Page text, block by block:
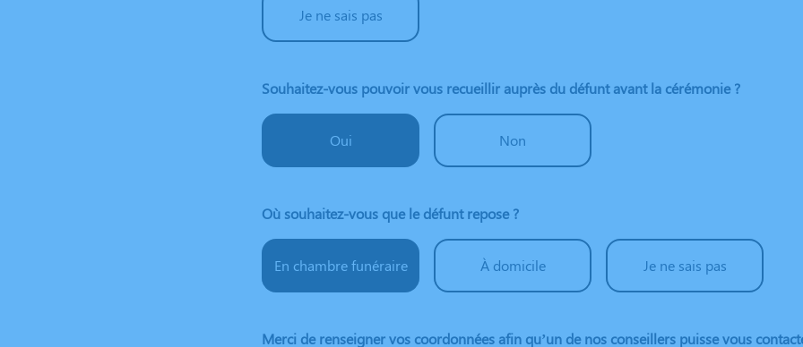
Je ne sais pas
Souhaitez-vous pouvoir vous recueillir auprès du défunt avant la cérémonie ?
Oui Non
Où souhaitez-vous que le défunt repose ?
En chambre funéraire À domicile Je ne sais pas
Merci de renseigner vos coordonnées afin qu’un de nos conseillers puisse vous